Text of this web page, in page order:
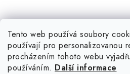
Tento web používá soubory
používají pro personalizovanou
procházením tohoto webu
používáním. Další informace